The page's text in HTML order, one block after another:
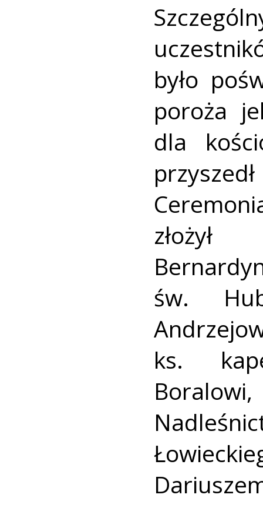
było
poroża
dla
złożył
św.
ks.